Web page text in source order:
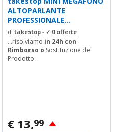
ALTOPARLANTE
PROFESSIONALE
PORTATILE CON
REGOLAZIONE...
di takestop - ✓ 0 offerte
...risolviamo in 24h con
Rimborso o Sostituzione del
Prodotto.
€ 13,99